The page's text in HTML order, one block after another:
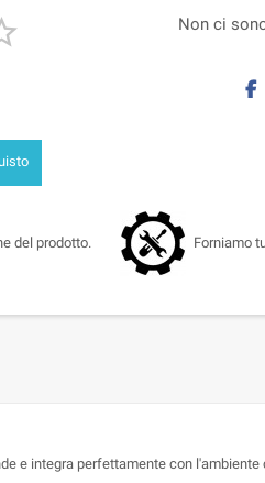
Non ci
del prodotto. Forniamo
e integra perfettamente con l'ambiente